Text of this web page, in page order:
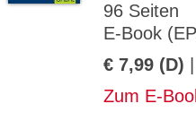
96 Seiten
E-Book
€ 7,99 (D)
Zum E-